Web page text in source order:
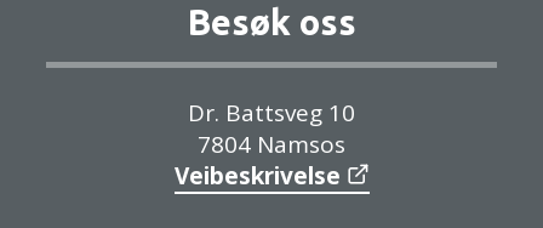
Besøk oss
Dr. Battsveg 10
7804 Namsos
Veibeskrivelse